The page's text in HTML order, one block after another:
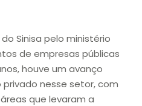
Sinisa pelo ministério
de empresas públicas
houve um avanço
nesse setor, com
que levaram a